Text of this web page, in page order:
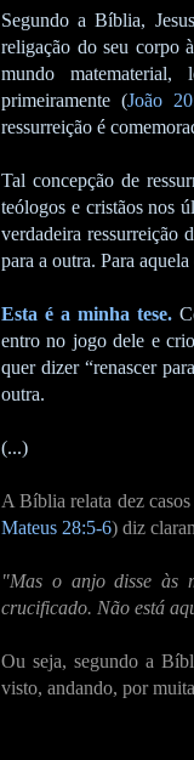
Segundo a Bíblia,
religação do seu corpo
mundo matematerial,
primeiramente (João
ressurreição é
Tal concepção de
teólogos e cristãos nos
verdadeira ressurreição
para a outra. Para
Esta é a minha tese.
entro no jogo dele e
quer dizer “renascer
outra.
(...)
A Bíblia relata dez
Mateus 28:5-6) diz
"Mas o anjo disse às
crucificado. Não está
Ou seja, segundo a
visto, andando, por